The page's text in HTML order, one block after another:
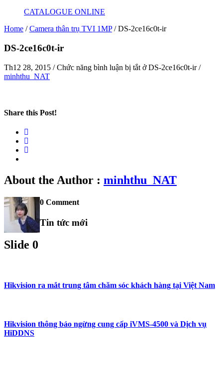
CATALOGUE ONLINE
Home / Camera thân trụ TVI 1MP / DS-2ce16c0t-ir
DS-2ce16c0t-ir
Th12 28, 2015 /Chức năng bình luận bị tắt ở DS-2ce16c0t-ir /
minhthu_NAT
Share this Post!
About the Author : minhthu_NAT
0 Comment
Tin tức mới
Slide 0
Hikvision ra mắt trung tâm chăm sóc khách hàng tại Việt Nam
Hikvision thông báo ngừng cung cấp iVMS-4500 và Dịch vụ
HiDDNS